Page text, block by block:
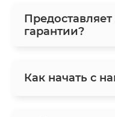
гарантии?
Как начать с